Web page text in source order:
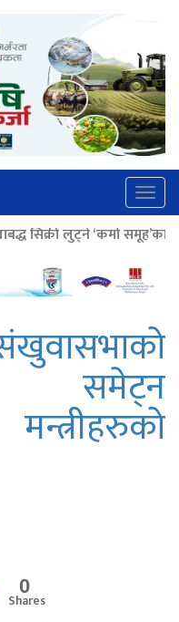
नाइकेसहित पाँच पक्राउ >>
समेट्न
मन्त्रीहरुको
0
Shares